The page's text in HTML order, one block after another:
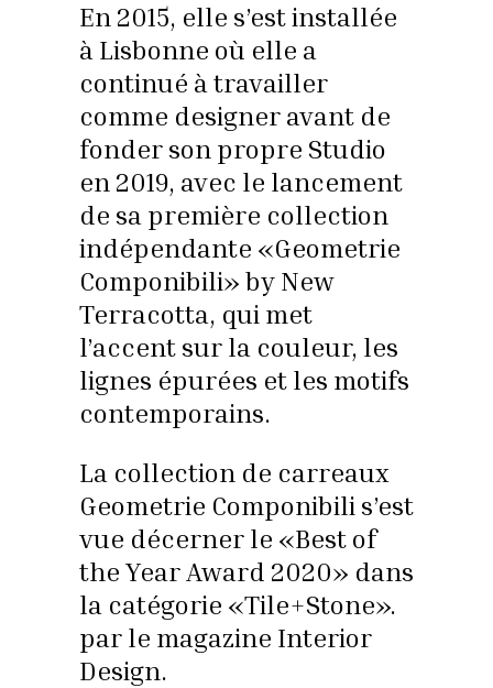
En 2015, elle s’est installée
à Lisbonne où elle a
continué à travailler
comme designer avant de
fonder son propre Studio
en 2019, avec le lancement
de sa première collection
indépendante «Geometrie
Componibili» by New
Terracotta, qui met
l’accent sur la couleur, les
lignes épurées et les motifs
contemporains.
La collection de carreaux
Geometrie Componibili s’est
vue décerner le «Best of
the Year Award 2020» dans
la catégorie «Tile+Stone».
par le magazine Interior
Design.